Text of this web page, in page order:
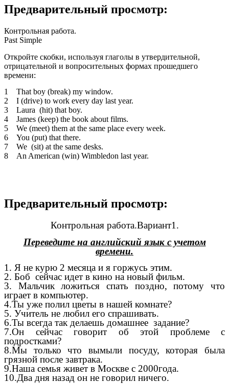
Предварительный просмотр:
Контрольная работа.
Past Simple
Откройте скобки, используя глаголы в утвердительной,
отрицательной и вопросительных формах прошедшего
времени:
1 That boy (break) my window.
2 I (drive) to work every day last year.
3 Laura (hit) that boy.
4 James (keep) the book about films.
5 We (meet) them at the same place every week.
6 You (put) that there.
7 We (sit) at the same desks.
8 An American (win) Wimbledon last year.
Предварительный просмотр:
Контрольная работа.Вариант1.
Переведите на английский язык с учетом
времени.
1. Я не курю 2 месяца и я горжусь этим.
2. Боб сейчас идет в кино на новый фильм.
3. Мальчик ложиться спать поздно, потому что
играет в компьютер.
4.Ты уже полил цветы в нашей комнате?
5. Учитель не любил его спрашивать.
6.Ты всегда так делаешь домашнее задание?
7.Он сейчас говорит об этой проблеме с
подростками?
8.Мы только что вымыли посуду, которая была
грязной после завтрака.
9.Наша семья живет в Москве с 2000года.
10.Два дня назад он не говорил ничего.